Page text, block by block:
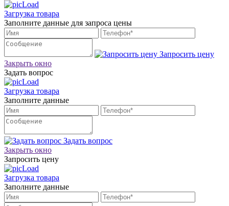
Загрузка товара
Заполните данные для запроса цены
Запросить цену
Закрыть окно
Задать вопрос
Загрузка товара
Заполните данные
Задать вопрос
Закрыть окно
Запросить цену
Загрузка товара
Заполните данные